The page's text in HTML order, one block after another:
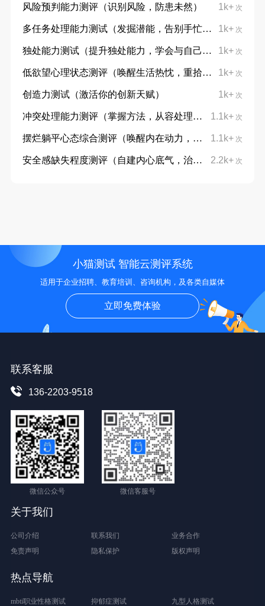
1k+ 次
风险预判能力测评（识别风险，防患未然）
1k+ 次
多任务处理能力测试（发掘潜能，告别手忙脚乱）
1k+ 次
独处能力测试（提升独处能力，学会与自己对话）
1k+ 次
低欲望心理状态测评（唤醒生活热忱，重拾向上力量）
1k+ 次
创造力测试（激活你的创新天赋）
1.1k+ 次
冲突处理能力测评（掌握方法，从容处理分歧）
1.1k+ 次
摆烂躺平心态综合测评（唤醒内在动力，摆脱躺平摆烂心态）
2.2k+ 次
安全感缺失程度测评（自建内心底气，治愈不安与敏感）
小猫测试 智能云测评系统
适用于企业招聘、教育培训、咨询机构，及各类自媒体
立即免费体验
联系客服
136-2203-9518
微信公众号 微信客服号
关于我们
公司介绍 联系我们
业务合作
免责声明
隐私保护 版权声明
热点导航
mbti职业性格测试 抑郁症测试 九型人格测试